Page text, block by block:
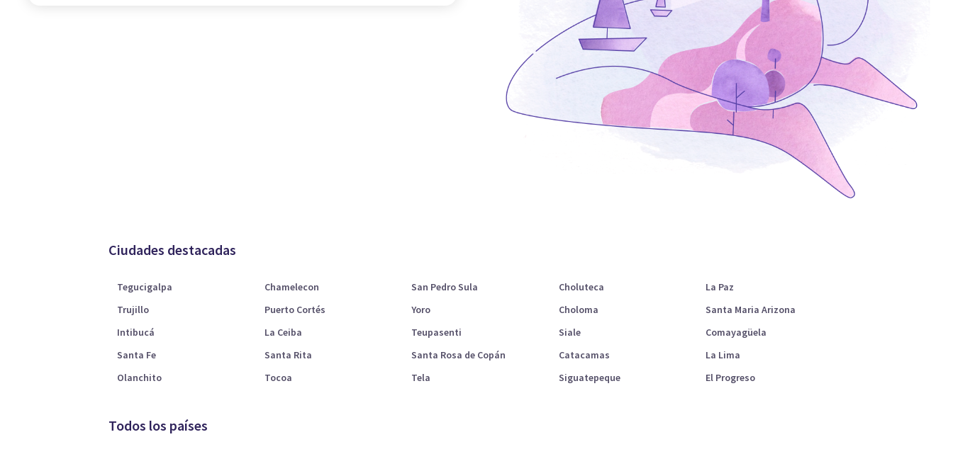
Ciudades destacadas
Tegucigalpa Chamelecon San Pedro Sula Choluteca
La Paz
Trujillo
Puerto Cortés Yoro Choloma
Santa Maria Arizona
Intibucá
La Ceiba Teupasenti Siale
Comayagüela
Santa Fe
Santa Rita Santa Rosa de Copán Catacamas
La Lima
Olanchito
Tocoa Tela Siguatepeque El Progreso
Todos los países